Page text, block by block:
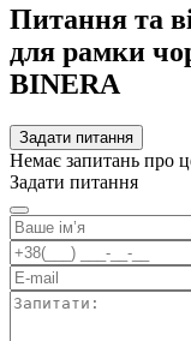
Питання та
для рамки
BINERA
Задати питання
Немає запитань про
Задати питання